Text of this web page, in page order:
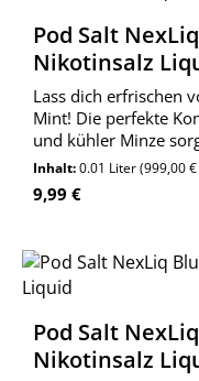
Pod Salt
Nikotinsalz
Lass dich erfrischen
Mint! Die perfekte
und kühler Minze
Dampferlebnis.
Inhalt:0.01 Liter(999,00
Regulärer Preis:
9,99 €
Pod Salt
Nikotinsalz